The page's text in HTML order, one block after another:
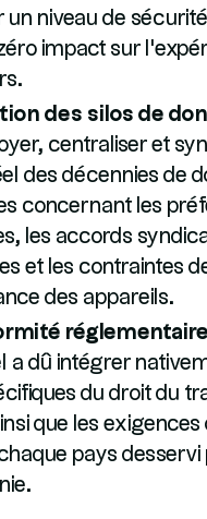
un niveau de
impact sur
des silos de
centraliser et
des décennies de
concernant les
les accords
et les contraintes
des appareils.
a dû intégrer
du droit du
que les exigences
pays desservi